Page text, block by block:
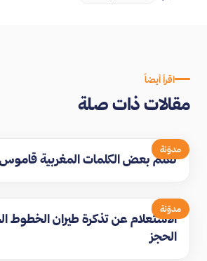
اقرأ أيضاً
مقالات ذات صلة
مدوّنة
تعلم بعض الكلمات المغربية قاموس
مدوّنة
الاستعلام عن تذكرة طيران الخطوط
الحجز